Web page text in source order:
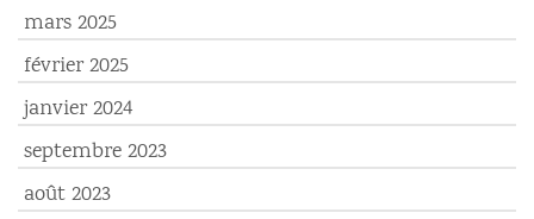
mars 2025
février 2025
janvier 2024
septembre 2023
août 2023